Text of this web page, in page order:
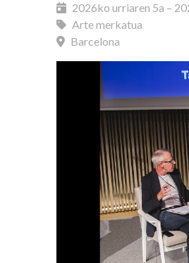
2026ko urriaren 5a –
Arte merkatua
Barcelona